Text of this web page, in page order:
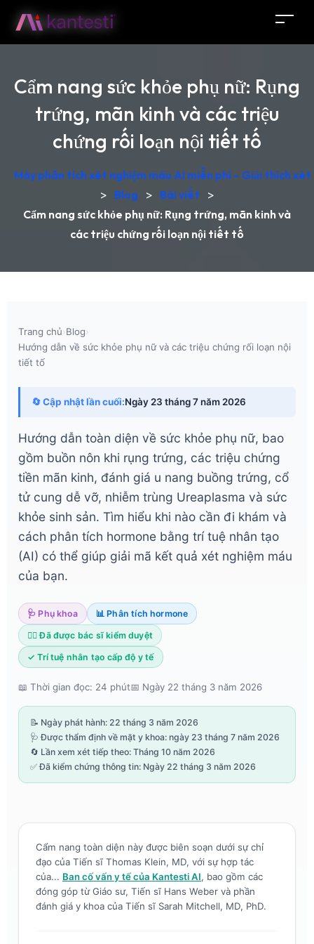
Cẩm nang sức khỏe phụ nữ: Rụng
trứng, mãn kinh và các triệu
chứng rối loạn nội tiết tố
Máy phân tích xét nghiệm máu AI miễn phí – Giải thích
> Blog > Bài viết
>
Cẩm nang sức khỏe phụ nữ: Rụng trứng, mãn kinh và
các triệu chứng rối loạn nội tiết tố
Trang chủ›Blog›
Hướng dẫn về sức khỏe phụ nữ và các triệu chứng rối loạn nội
tiết tố
🔄 Cập nhật lần cuối:Ngày 23 tháng 7 năm 2026
Hướng dẫn toàn diện về sức khỏe phụ nữ, bao
gồm buồn nôn khi rụng trứng, các triệu chứng
tiền mãn kinh, đánh giá u nang buồng trứng, cổ
tử cung dễ vỡ, nhiễm trùng Ureaplasma và sức
khỏe sinh sản. Tìm hiểu khi nào cần đi khám và
cách phân tích hormone bằng trí tuệ nhân tạo
(AI) có thể giúp giải mã kết quả xét nghiệm máu
của bạn.
🩺 Phụ khoa 📊 Phân tích hormone
👨‍⚕️ Đã được bác sĩ kiểm duyệt
✓ Trí tuệ nhân tạo cấp độ y tế
📖 Thời gian đọc: 24 phút📅 Ngày 22 tháng 3 năm 2026
📝 Ngày phát hành: 22 tháng 3 năm 2026
🩺 Được thẩm định về mặt y khoa: ngày 23 tháng 7 năm 2026
🔄 Lần xem xét tiếp theo: Tháng 10 năm 2026
✅ Đã kiểm chứng thông tin: Ngày 22 tháng 3 năm 2026
Cẩm nang toàn diện này được biên soạn dưới sự chỉ
đạo của Tiến sĩ Thomas Klein, MD, với sự hợp tác
của... Ban cố vấn y tế của Kantesti AI, bao gồm các
đóng góp từ Giáo sư, Tiến sĩ Hans Weber và phần
đánh giá y khoa của Tiến sĩ Sarah Mitchell, MD, PhD.